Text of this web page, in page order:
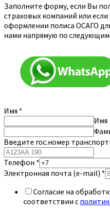
Заполните форму, если Вы
страховых компаний или
оформлении полиса ОСАГО
нами напрямую по
Имя *
Имя
Введите гос.номер
Телефон *
Электронная почта (e-mail) *
Согласие на
соответствии с